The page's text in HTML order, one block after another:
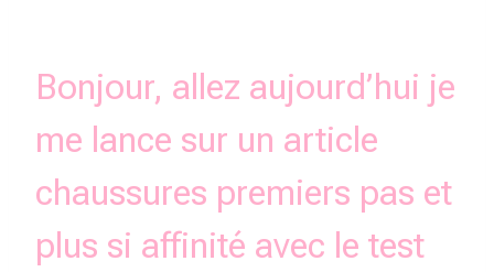
Bonjour, allez aujourd’hui je
me lance sur un article
chaussures premiers pas et
plus si affinité avec le test